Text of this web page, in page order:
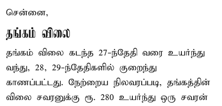
சென்னை,
தங்கம் விலை
தங்கம் விலை கடந்த 27-ந்தேதி வரை உயர்ந்து
வந்து, 28, 29-ந்தேதிகளில் குறைந்து
காணப்பட்டது. நேற்றைய நிலவரப்படி, தங்கத்தின்
விலை சவரனுக்கு ரூ. 280 உயர்ந்து ஒரு சவரன்